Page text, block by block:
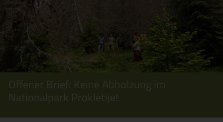
Offener Brief: Keine Abholzung im
Nationalpark Prokletije!